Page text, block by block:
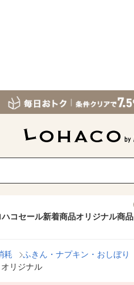
ハコセール新着商品オリジナル商品
耗 ふきん・ナプキン・おしぼり
リジナル